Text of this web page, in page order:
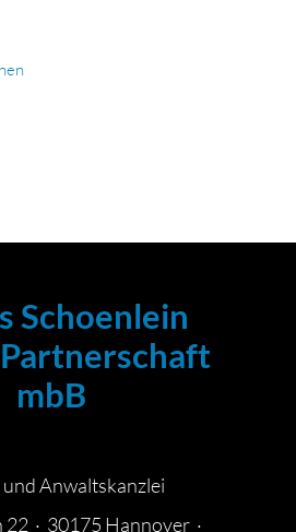
Schoenlein
mbB
und Anwaltskanzlei
22 · 30175 Hannover ·